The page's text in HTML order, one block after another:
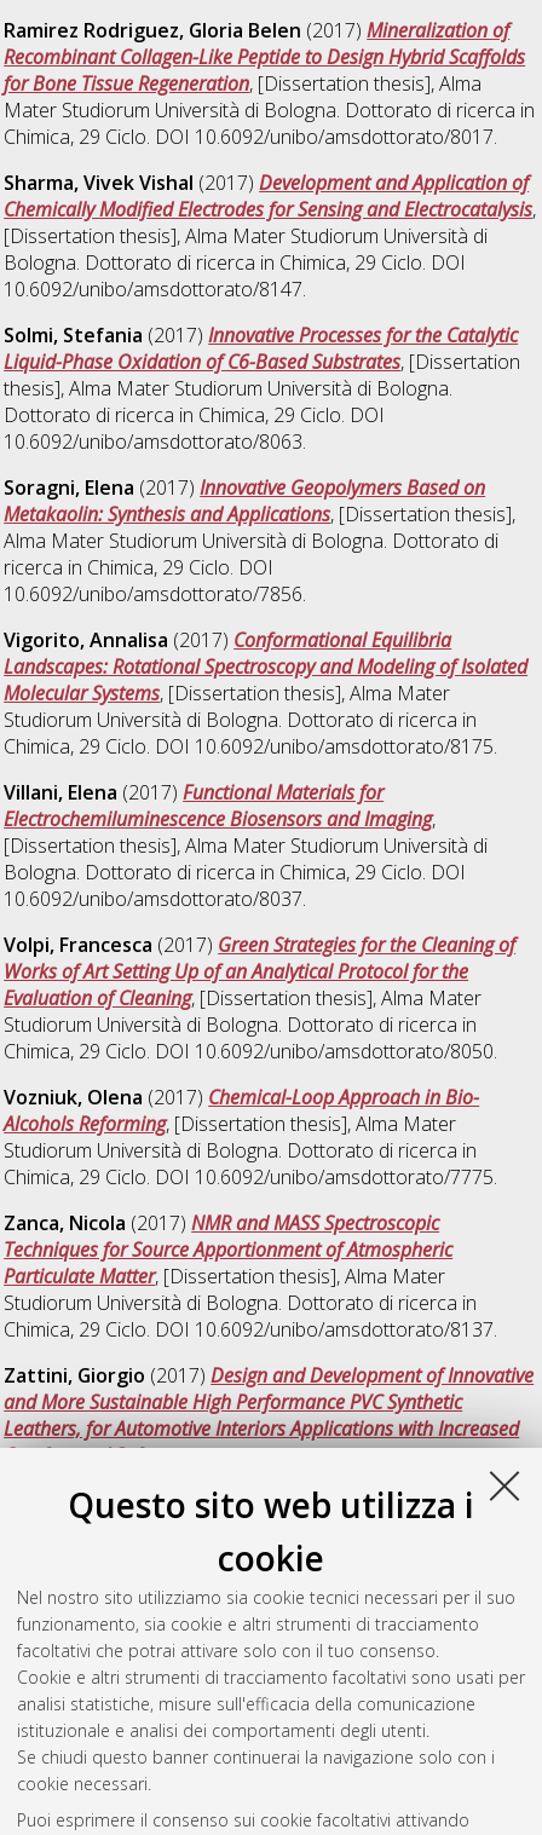
Questo sito web utilizza i
cookie
Nel nostro sito utilizziamo sia cookie tecnici necessari per il suo
funzionamento, sia cookie e altri strumenti di tracciamento
facoltativi che potrai attivare solo con il tuo consenso.
Cookie e altri strumenti di tracciamento facoltativi sono usati per
analisi statistiche, misure sull'efficacia della comunicazione
istituzionale e analisi dei comportamenti degli utenti.
Se chiudi questo banner continuerai la navigazione solo con i
cookie necessari.
Puoi esprimere il consenso sui cookie facoltativi attivando
Ramirez Rodriguez, Gloria Belen (2017)Mineralization of
Recombinant Collagen-Like Peptide to Design Hybrid Scaffolds
for Bone Tissue Regeneration, [Dissertation thesis], Alma
Mater Studiorum Università di Bologna. Dottorato di ricerca in
Chimica, 29 Ciclo. DOI 10.6092/unibo/amsdottorato/8017.
Sharma, Vivek Vishal (2017)Development and Application of
Chemically Modified Electrodes for Sensing and Electrocatalysis,
[Dissertation thesis], Alma Mater Studiorum Università di
Bologna. Dottorato di ricerca in Chimica, 29 Ciclo. DOI
10.6092/unibo/amsdottorato/8147.
Solmi, Stefania (2017)Innovative Processes for the Catalytic
Liquid-Phase Oxidation of C6-Based Substrates, [Dissertation
thesis], Alma Mater Studiorum Università di Bologna.
Dottorato di ricerca in Chimica, 29 Ciclo. DOI
10.6092/unibo/amsdottorato/8063.
Soragni, Elena (2017)Innovative Geopolymers Based on
Metakaolin: Synthesis and Applications, [Dissertation thesis],
Alma Mater Studiorum Università di Bologna. Dottorato di
ricerca in Chimica, 29 Ciclo. DOI
10.6092/unibo/amsdottorato/7856.
Vigorito, Annalisa (2017) Conformational Equilibria
Landscapes: Rotational Spectroscopy and Modeling of Isolated
Molecular Systems, [Dissertation thesis], Alma Mater
Studiorum Università di Bologna. Dottorato di ricerca in
Chimica, 29 Ciclo. DOI 10.6092/unibo/amsdottorato/8175.
Villani, Elena (2017)Functional Materials for
Electrochemiluminescence Biosensors and Imaging,
[Dissertation thesis], Alma Mater Studiorum Università di
Bologna. Dottorato di ricerca in Chimica, 29 Ciclo. DOI
10.6092/unibo/amsdottorato/8037.
Volpi, Francesca (2017) Green Strategies for the Cleaning of
Works of Art Setting Up of an Analytical Protocol for the
Evaluation of Cleaning, [Dissertation thesis], Alma Mater
Studiorum Università di Bologna. Dottorato di ricerca in
Chimica, 29 Ciclo. DOI 10.6092/unibo/amsdottorato/8050.
Vozniuk, Olena (2017) Chemical-Loop Approach in Bio-
Alcohols Reforming, [Dissertation thesis], Alma Mater
Studiorum Università di Bologna. Dottorato di ricerca in
Chimica, 29 Ciclo. DOI 10.6092/unibo/amsdottorato/7775.
Zanca, Nicola (2017)NMR and MASS Spectroscopic
Techniques for Source Apportionment of Atmospheric
Particulate Matter, [Dissertation thesis], Alma Mater
Studiorum Università di Bologna. Dottorato di ricerca in
Chimica, 29 Ciclo. DOI 10.6092/unibo/amsdottorato/8137.
Zattini, Giorgio (2017)Design and Development of Innovative
and More Sustainable High Performance PVC Synthetic
Leathers, for Automotive Interiors Applications with Increased
Comfort and Safety, [Dissertation thesis], Alma Mater
Chimica, 29 Ciclo. DOI 10.6092/unibo/amsdottorato/8186.
Catalytic Upgrading of Oxigenated Building
Blocks in Lignocellulose- based Biorefineries
thesis], Alma Mater Studiorum Università di Bologna.
Dottorato di ricerca inChimica, 29 Ciclo. DOI
10.6092/unibo/amsdottorato/7797.
Questa lista e' stata generata ilFri Aug 7 20:49:24 2026 CEST
Atom